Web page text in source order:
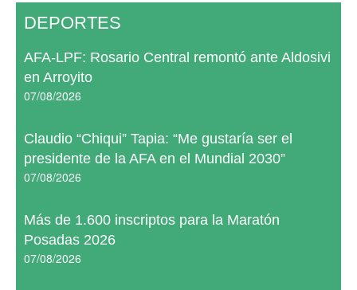
DEPORTES
AFA-LPF: Rosario Central remontó ante Aldosivi
en Arroyito
07/08/2026
Claudio “Chiqui” Tapia: “Me gustaría ser el
presidente de la AFA en el Mundial 2030”
07/08/2026
Más de 1.600 inscriptos para la Maratón
Posadas 2026
07/08/2026